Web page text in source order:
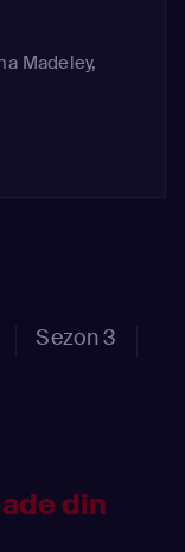
Madeley,
Sezon 3
din